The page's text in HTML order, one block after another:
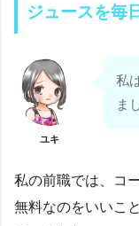
ジュースを毎
ユキ
私
ま
私の前職では、コ
無料なのをいいこ